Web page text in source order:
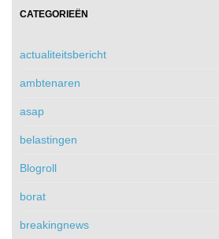
CATEGORIEËN
actualiteitsbericht
ambtenaren
asap
belastingen
Blogroll
borat
breakingnews